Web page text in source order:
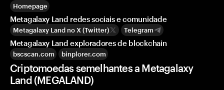
Homepage
Metagalaxy Land redes sociais e comunidade
Metagalaxy Land no X (Twitter) Telegram
Metagalaxy Land exploradores de blockchain
bscscan.com binplorer.com
Criptomoedas semelhantes a Metagalaxy
Land (MEGALAND)